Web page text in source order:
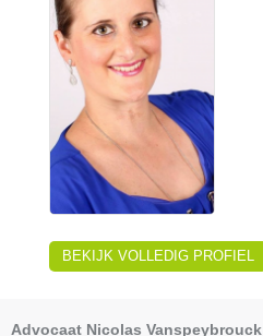
BEKIJK VOLLEDIG PROFIEL
Advocaat Nicolas Vanspeybrouck